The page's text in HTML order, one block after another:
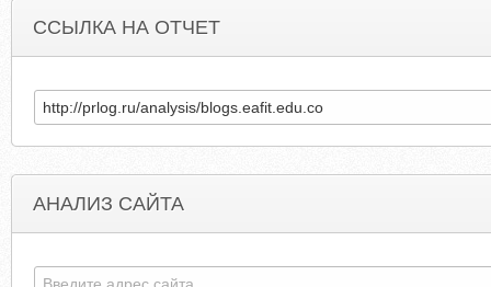
ССЫЛКА НА ОТЧЕТ
АНАЛИЗ САЙТА